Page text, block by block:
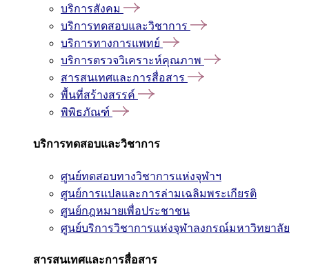
บริการสังคม
บริการทดสอบและวิชาการ
บริการทางการแพทย์
บริการตรวจวิเคราะห์คุณภาพ
สารสนเทศและการสื่อสาร
พื้นที่สร้างสรรค์
พิพิธภัณฑ์
บริการทดสอบและวิชาการ
ศูนย์ทดสอบทางวิชาการแห่งจุฬาฯ
ศูนย์การแปลและการล่ามเฉลิมพระเกียรติ
ศูนย์กฎหมายเพื่อประชาชน
ศูนย์บริการวิชาการแห่งจุฬาลงกรณ์มหาวิทยาลัย
สารสนเทศและการสื่อสาร